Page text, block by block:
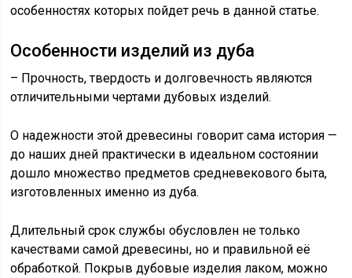
особенностях которых пойдет речь в данной статье.
Особенности изделий из дуба
– Прочность, твердость и долговечность являются
отличительными чертами дубовых изделий.
О надежности этой древесины говорит сама история —
до наших дней практически в идеальном состоянии
дошло множество предметов средневекового быта,
изготовленных именно из дуба.
Длительный срок службы обусловлен не только
качествами самой древесины, но и правильной её
обработкой. Покрыв дубовые изделия лаком, можно